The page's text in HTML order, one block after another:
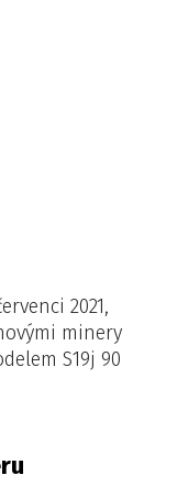
2021,
minery
S19j 90